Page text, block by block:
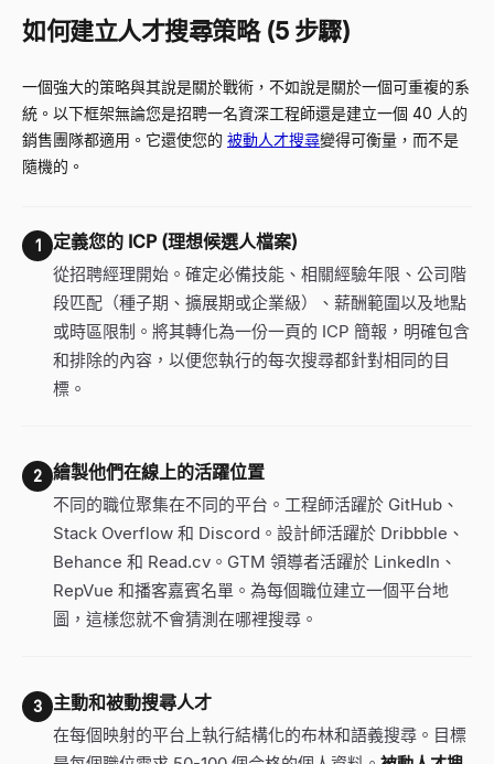
如何建立人才搜尋策略 (5 步驟)
一個強大的策略與其說是關於戰術，不如說是關於一個可重複的系
統。以下框架無論您是招聘一名資深工程師還是建立一個 40 人的
銷售團隊都適用。它還使您的 被動人才搜尋變得可衡量，而不是
隨機的。
1 定義您的 ICP (理想候選人檔案)
從招聘經理開始。確定必備技能、相關經驗年限、公司階
段匹配（種子期、擴展期或企業級）、薪酬範圍以及地點
或時區限制。將其轉化為一份一頁的 ICP 簡報，明確包含
和排除的內容，以便您執行的每次搜尋都針對相同的目
標。
2 繪製他們在線上的活躍位置
不同的職位聚集在不同的平台。工程師活躍於 GitHub、
Stack Overflow 和 Discord。設計師活躍於 Dribbble、
Behance 和 Read.cv。GTM 領導者活躍於 LinkedIn、
RepVue 和播客嘉賓名單。為每個職位建立一個平台地
圖，這樣您就不會猜測在哪裡搜尋。
3 主動和被動搜尋人才
在每個映射的平台上執行結構化的布林和語義搜尋。目標